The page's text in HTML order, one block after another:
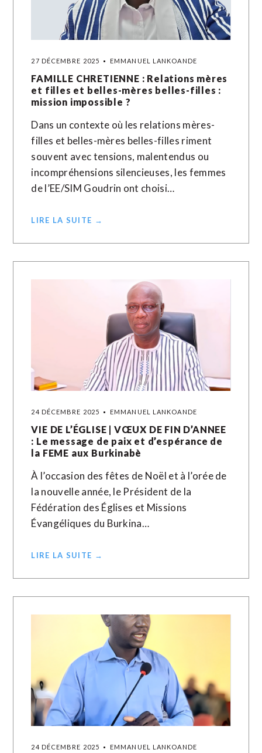
27 DÉCEMBRE 2025 EMMANUEL LANKOANDE
FAMILLE CHRETIENNE : Relations mères
et filles et belles-mères belles-filles :
mission impossible ?
Dans un contexte où les relations mères-
filles et belles-mères belles-filles riment
souvent avec tensions, malentendus ou
incompréhensions silencieuses, les femmes
de l’EE/SIM Goudrin ont choisi…
LIRE LA SUITE →
24 DÉCEMBRE 2025 EMMANUEL LANKOANDE
VIE DE L’ÉGLISE | VŒUX DE FIN D’ANNEE
: Le message de paix et d’espérance de
la FEME aux Burkinabè
À l’occasion des fêtes de Noël et à l’orée de
la nouvelle année, le Président de la
Fédération des Églises et Missions
Évangéliques du Burkina…
LIRE LA SUITE →
24 DÉCEMBRE 2025 EMMANUEL LANKOANDE